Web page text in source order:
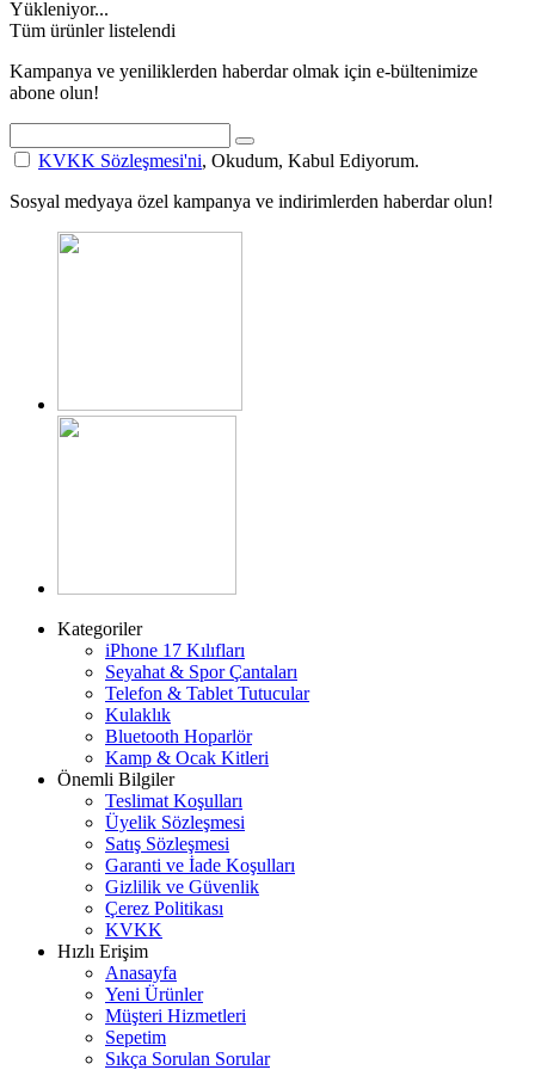
Yükleniyor...
Tüm ürünler listelendi
Kampanya ve yeniliklerden haberdar olmak için e-bültenimize
abone olun!
KVKK Sözleşmesi'ni, Okudum, Kabul Ediyorum.
Sosyal medyaya özel kampanya ve indirimlerden haberdar olun!
Kategoriler
iPhone 17 Kılıfları
Seyahat & Spor Çantaları
Telefon & Tablet Tutucular
Kulaklık
Bluetooth Hoparlör
Kamp & Ocak Kitleri
Önemli Bilgiler
Teslimat Koşulları
Üyelik Sözleşmesi
Satış Sözleşmesi
Garanti ve İade Koşulları
Gizlilik ve Güvenlik
Çerez Politikası
KVKK
Hızlı Erişim
Anasayfa
Yeni Ürünler
Müşteri Hizmetleri
Sepetim
Sıkça Sorulan Sorular